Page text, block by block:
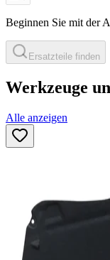
Beginnen Sie mit der
Ersatzteile finden
Werkzeuge
Alle anzeigen